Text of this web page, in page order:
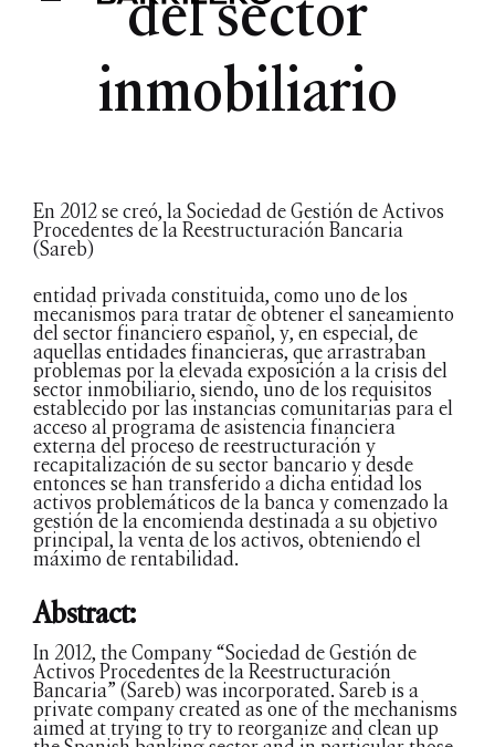
inmobiliario
En 2012 se creó, la Sociedad de Gestión de Activos
Procedentes de la Reestructuración Bancaria
(Sareb)
entidad privada constituida, como uno de los
mecanismos para tratar de obtener el saneamiento
del sector financiero español, y, en especial, de
aquellas entidades financieras, que arrastraban
problemas por la elevada exposición a la crisis del
sector inmobiliario, siendo, uno de los requisitos
establecido por las instancias comunitarias para el
acceso al programa de asistencia financiera
externa del proceso de reestructuración y
recapitalización de su sector bancario y desde
entonces se han transferido a dicha entidad los
activos problemáticos de la banca y comenzado la
gestión de la encomienda destinada a su objetivo
principal, la venta de los activos, obteniendo el
máximo de rentabilidad.
Abstract:
In 2012, the Company “Sociedad de Gestión de
Activos Procedentes de la Reestructuración
Bancaria” (Sareb) was incorporated. Sareb is a
private company created as one of the mechanisms
aimed at trying to try to reorganize and clean up